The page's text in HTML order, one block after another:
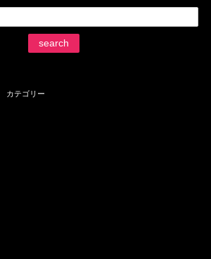
search
カテゴリー